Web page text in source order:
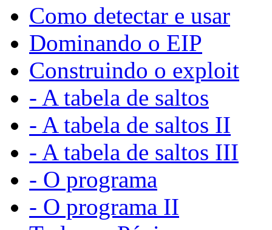
Como detectar e usar
Dominando o EIP
Construindo o exploit
- A tabela de saltos
- A tabela de saltos II
- A tabela de saltos III
- O programa
- O programa II